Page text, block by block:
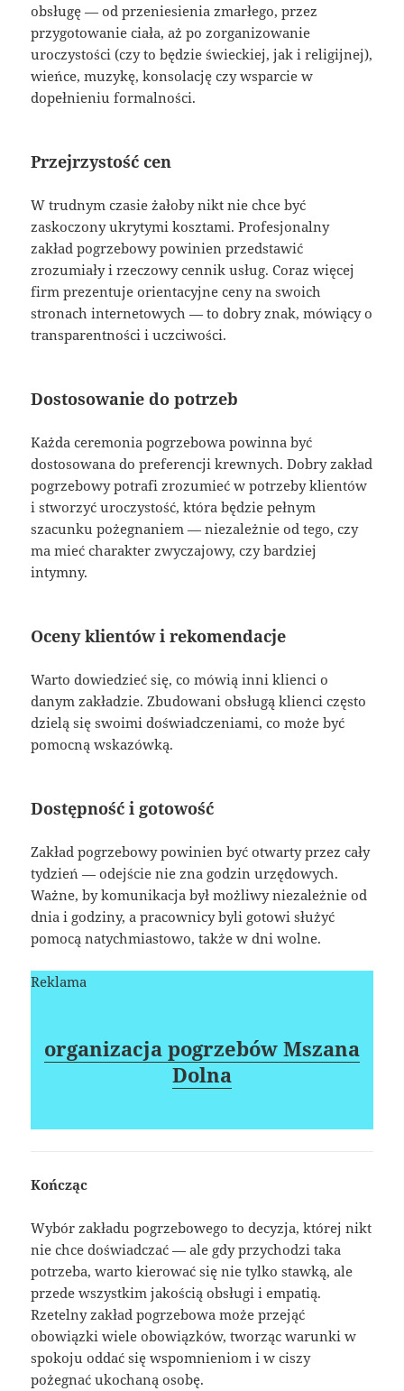
obsługę — od przeniesienia zmarłego, przez
przygotowanie ciała, aż po zorganizowanie
uroczystości (czy to będzie świeckiej, jak i religijnej),
wieńce, muzykę, konsolację czy wsparcie w
dopełnieniu formalności.
Przejrzystość cen
W trudnym czasie żałoby nikt nie chce być
zaskoczony ukrytymi kosztami. Profesjonalny
zakład pogrzebowy powinien przedstawić
zrozumiały i rzeczowy cennik usług. Coraz więcej
firm prezentuje orientacyjne ceny na swoich
stronach internetowych — to dobry znak, mówiący o
transparentności i uczciwości.
Dostosowanie do potrzeb
Każda ceremonia pogrzebowa powinna być
dostosowana do preferencji krewnych. Dobry zakład
pogrzebowy potrafi zrozumieć w potrzeby klientów
i stworzyć uroczystość, która będzie pełnym
szacunku pożegnaniem — niezależnie od tego, czy
ma mieć charakter zwyczajowy, czy bardziej
intymny.
Oceny klientów i rekomendacje
Warto dowiedzieć się, co mówią inni klienci o
danym zakładzie. Zbudowani obsługą klienci często
dzielą się swoimi doświadczeniami, co może być
pomocną wskazówką.
Dostępność i gotowość
Zakład pogrzebowy powinien być otwarty przez cały
tydzień — odejście nie zna godzin urzędowych.
Ważne, by komunikacja był możliwy niezależnie od
dnia i godziny, a pracownicy byli gotowi służyć
pomocą natychmiastowo, także w dni wolne.
Reklama
organizacja pogrzebów Mszana
Dolna
Kończąc
Wybór zakładu pogrzebowego to decyzja, której nikt
nie chce doświadczać — ale gdy przychodzi taka
potrzeba, warto kierować się nie tylko stawką, ale
przede wszystkim jakością obsługi i empatią.
Rzetelny zakład pogrzebowa może przejąć
obowiązki wiele obowiązków, tworząc warunki w
spokoju oddać się wspomnieniom i w ciszy
pożegnać ukochaną osobę.